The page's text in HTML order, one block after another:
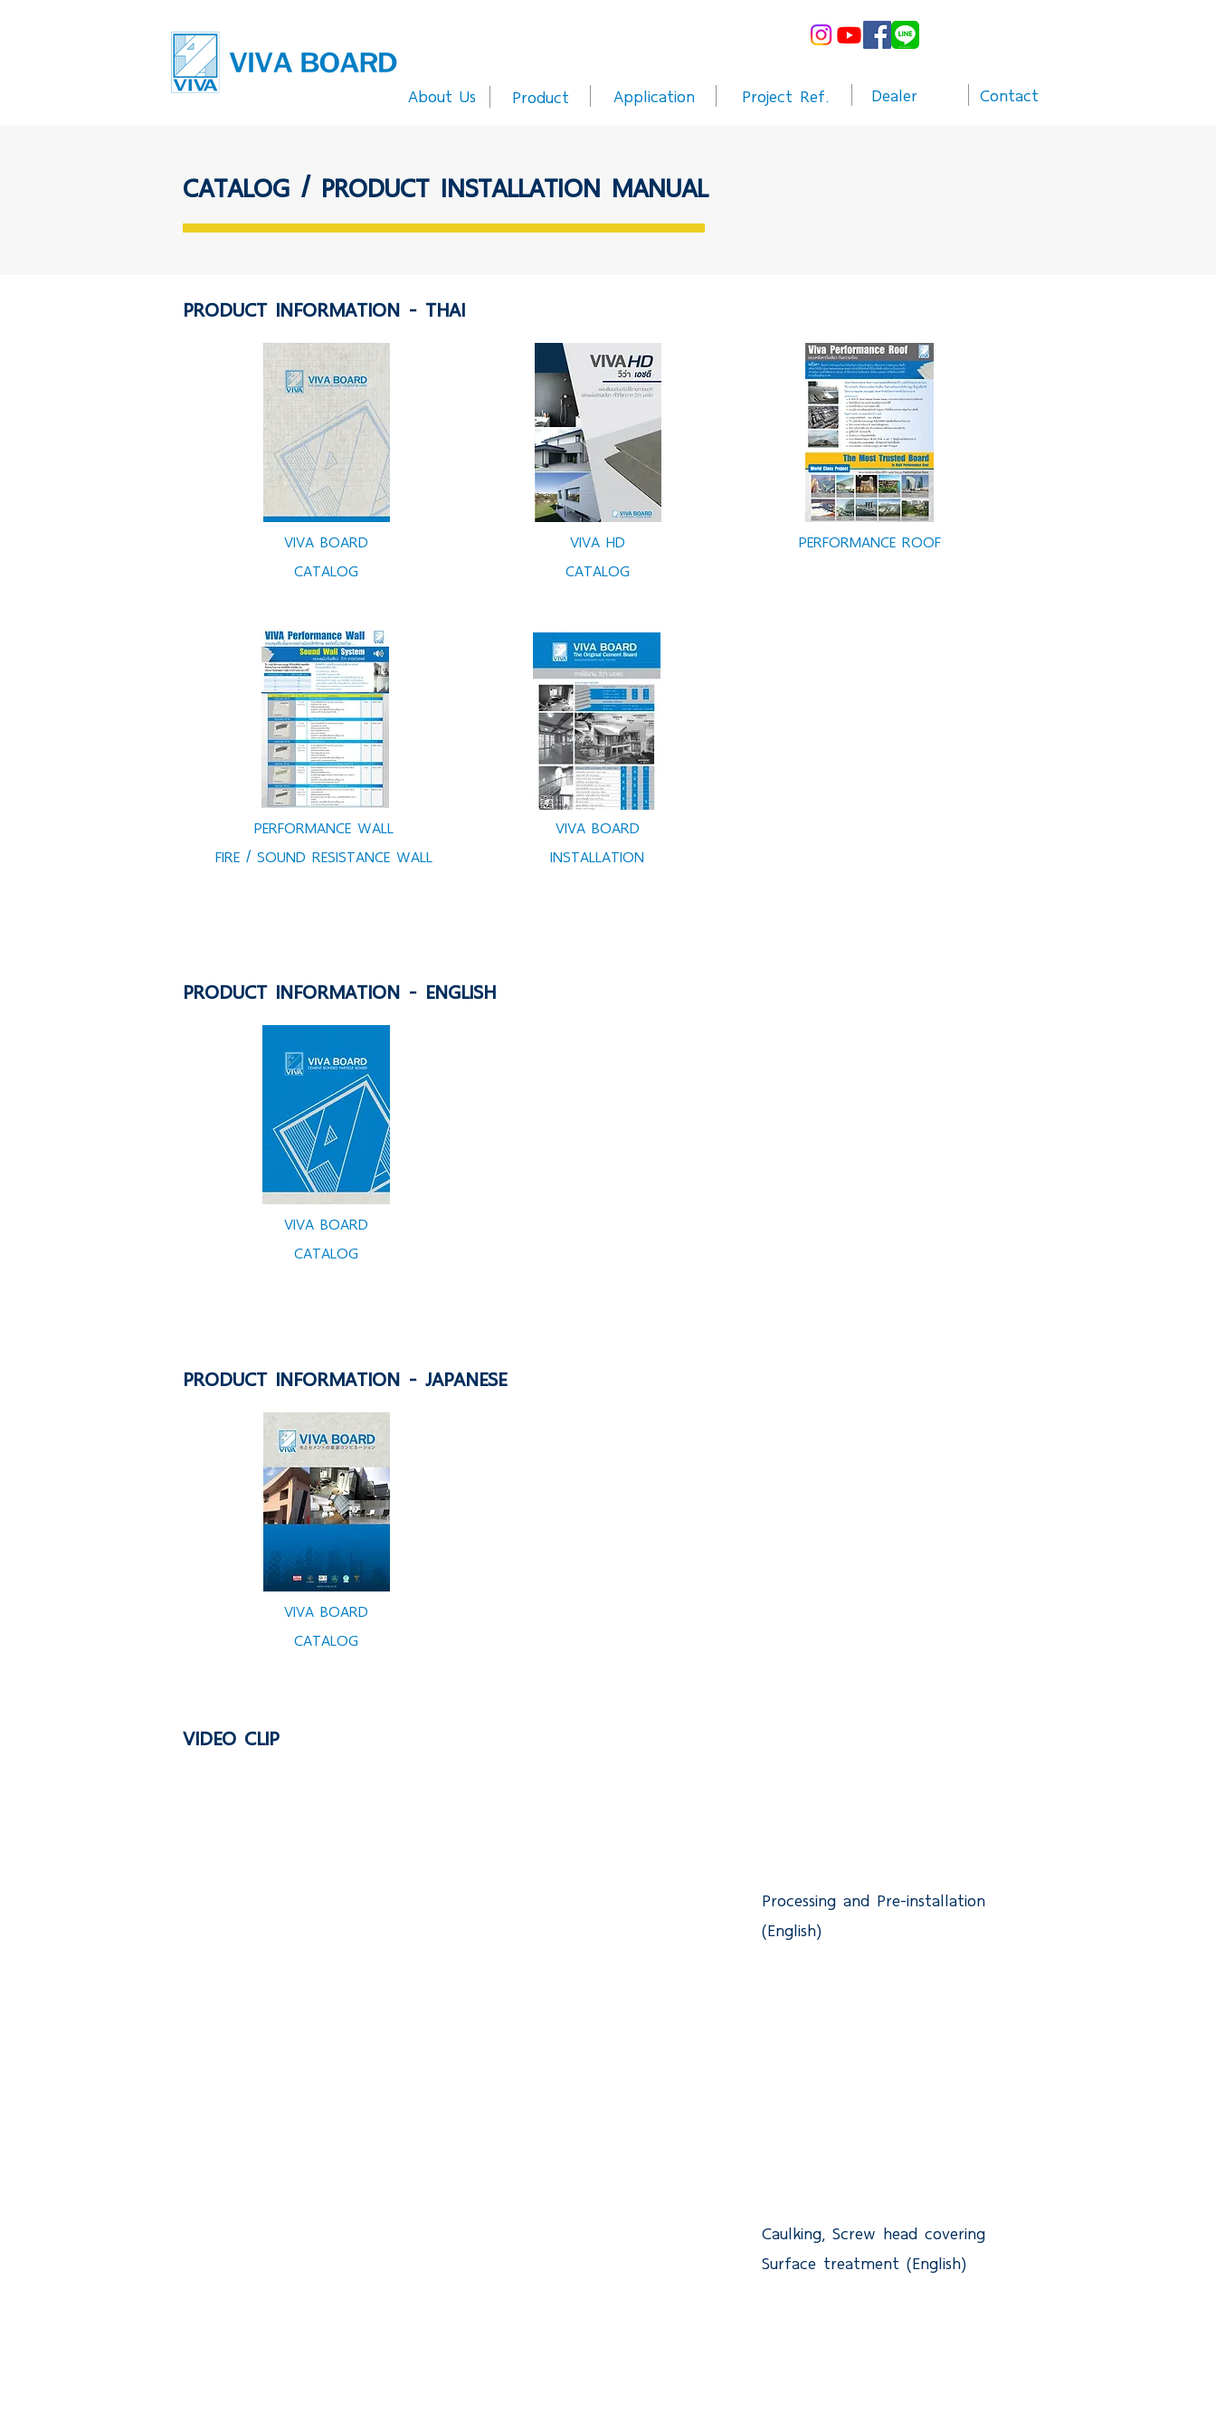
About Us Product Application Project Ref. Dealer Contact
CATALOG / PRODUCT INSTALLATION MANUAL
PRODUCT INFORMATION - THAI
VIVA BOARD
CATALOG
VIVA HD
CATALOG
PERFORMANCE ROOF
PERFORMANCE WALL
FIRE / SOUND RESISTANCE WALL
VIVA BOARD
INSTALLATION
PRODUCT INFORMATION - ENGLISH
VIVA BOARD
CATALOG
PRODUCT INFORMATION - JAPANESE
VIVA BOARD
CATALOG
VIDEO CLIP
Processing and Pre-installation
(English)
Caulking, Screw head covering
Surface treatment (English)